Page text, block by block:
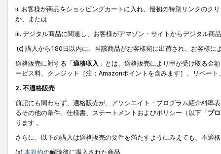
ii. お客様が商品をショッピングカートに入れ、最初の特別リンクのク
か、または
iii. デジタル商品に関連し、お客様がアマゾン・サイトからデジタル
(c) 購入から180日以内に、当該商品がお客様宛に出荷され、お客様
適格販売に対する「適格収入 」とは、適格販売により甲が受け取る金
ービス料、クレジット［注：Amazonポイントを含みます］、リベー
2. 不適格販売
前記にも関わらず、適格販売が、アソシエイト・プログラム紹介料率
るその他の条件、仕様書、ステートメントおよびポリシー（以下「プ
ります 。
さらに、以下の購入は適格販売の要件を満たすようにみえても、不適
(a) 本規約の解除後に購入された商品、